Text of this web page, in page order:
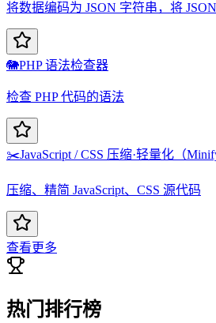
将数据编码为 JSON 字符串，将
🐘PHP 语法检查器
检查 PHP 代码的语法
✂️JavaScript / CSS 压缩·轻量化（
压缩、精简 JavaScript、CSS 源代码
查看更多
热门排行榜